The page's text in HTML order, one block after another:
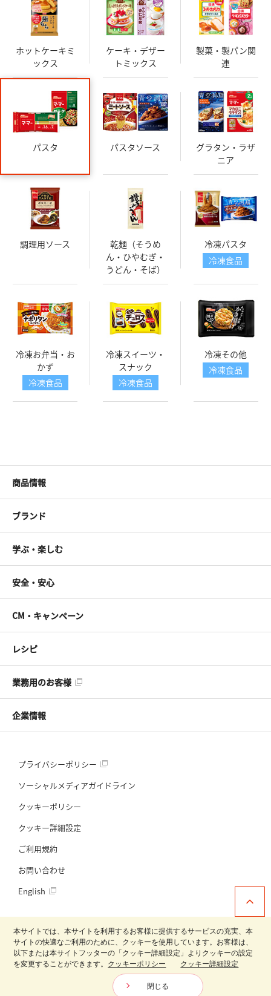
Amazonストアはこちら
ホットケーキミ
ックス
ケーキ・デザー
トミックス
製菓・製パン関
連
パスタ パスタソース
グラタン・ラザ
ニア
調理用ソース
乾麺（そうめ
ん・ひやむぎ・
うどん・そば）
冷凍パスタ
冷凍食品
冷凍お弁当・お
かず
冷凍食品
冷凍スイーツ・
スナック
冷凍食品
冷凍その他
冷凍食品
商品情報
ブランド
学ぶ・楽しむ
安全・安心
CM・キャンペーン
レシピ
業務用のお客様
企業情報
プライバシーポリシー
ソーシャルメディアガイドライン
クッキーポリシー
クッキー詳細設定
ご利用規約
お問い合わせ
English
日清製粉グループ
Copyright © Nisshin Seifun Welna Inc. All Rights Reserved.
本サイトでは、本サイトを利用するお客様に提供するサービスの充実、本
サイトの快適なご利用のために、クッキーを使用しています。お客様は、
以下または本サイトフッターの「クッキー詳細設定」よりクッキーの設定
を変更することができます。 クッキーポリシー クッキー詳細設定
閉じる